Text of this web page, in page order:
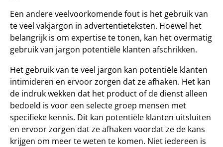
Een andere veelvoorkomende fout is het gebruik van
te veel vakjargon in advertentieteksten. Hoewel het
belangrijk is om expertise te tonen, kan het overmatig
gebruik van jargon potentiële klanten afschrikken.
Het gebruik van te veel jargon kan potentiële klanten
intimideren en ervoor zorgen dat ze afhaken. Het kan
de indruk wekken dat het product of de dienst alleen
bedoeld is voor een selecte groep mensen met
specifieke kennis. Dit kan potentiële klanten uitsluiten
en ervoor zorgen dat ze afhaken voordat ze de kans
krijgen om meer te weten te komen. Niet iedereen is